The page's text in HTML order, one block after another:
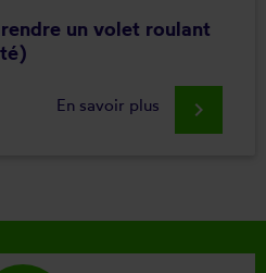
un volet roulant
En savoir plus keyboard_arrow_right